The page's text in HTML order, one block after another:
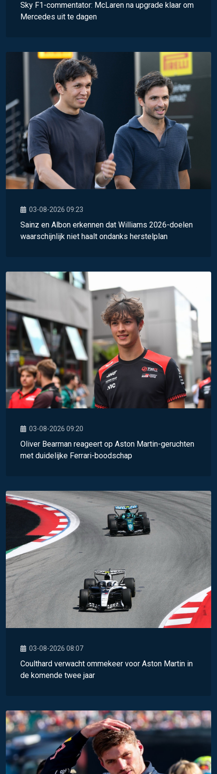
Sky F1-commentator: McLaren na upgrade klaar om
Mercedes uit te dagen
03-08-2026 09:23
Sainz en Albon erkennen dat Williams 2026-doelen
waarschijnlijk niet haalt ondanks herstelplan
03-08-2026 09:20
Oliver Bearman reageert op Aston Martin-geruchten
met duidelijke Ferrari-boodschap
03-08-2026 08:07
Coulthard verwacht ommekeer voor Aston Martin in
de komende twee jaar